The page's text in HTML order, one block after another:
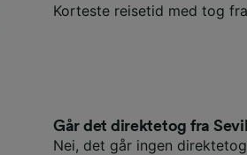
Korteste reisetid med tog
Går det direktetog fra
Nei, det går ingen